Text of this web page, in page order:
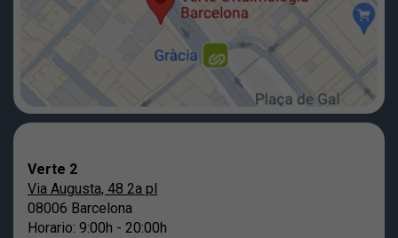
Verte 2
Via Augusta, 48 2a pl
08006 Barcelona
Horario: 9:00h - 20:00h